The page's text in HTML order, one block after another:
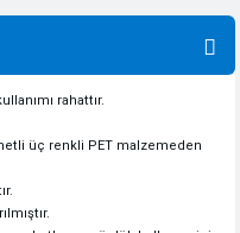
rahattır.
üç renkli PET malzemeden